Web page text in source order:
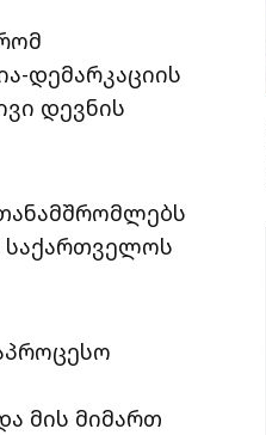
დემარკაციის
დევნის
საქართველოს
მის მიმართ